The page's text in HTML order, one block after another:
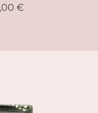
€
Ce
options